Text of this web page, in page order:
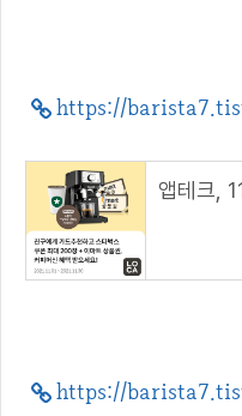
https://
https://